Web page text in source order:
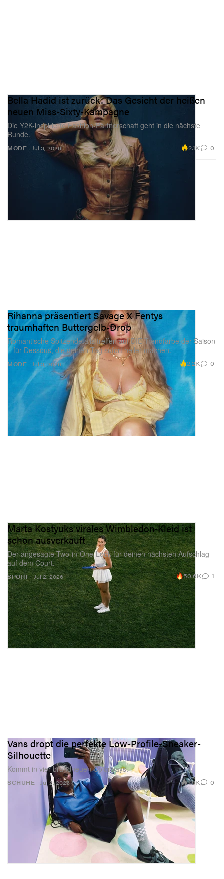
MODE
Bella Hadid ist zurück: Das Gesicht der heißen
neuen Miss-Sixty-Kampagne
Die Y2K-inspirierte Fashion-Partnerschaft geht in die nächste
Runde.
Jul 3, 2026 2.1K 0
MODE
Rihanna präsentiert Savage X Fentys
traumhaften Buttergelb-Drop
Romantische Spitzendetails treffen auf DIE Trendfarbe der Saison
– für Dessous, die deinen Tag sofort heller machen.
Jul 3, 2026 2.2K 0
SPORT
Marta Kostyuks virales Wimbledon‑Kleid ist
schon ausverkauft
Der angesagte Two‑in‑One‑Look für deinen nächsten Aufschlag
auf dem Court.
Jul 2, 2026 50.6K 1
SCHUHE
Vans dropt die perfekte Low-Profile-Sneaker-
Silhouette
Kommt in vier brandneuen Colorways.
Jul 2, 2026 1.9K 0